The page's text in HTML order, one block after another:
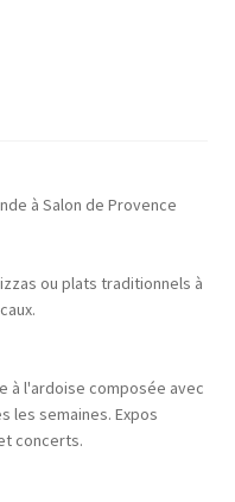
à Salon de Provence
ou plats traditionnels à
à l'ardoise composée avec
les semaines. Expos
concerts.